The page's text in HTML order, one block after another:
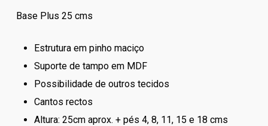
Base Plus 25 cms
Estrutura em pinho maciço
Suporte de tampo em MDF
Possibilidade de outros tecidos
Cantos rectos
Altura: 25cm aprox. + pés 4, 8, 11, 15 e 18 cms